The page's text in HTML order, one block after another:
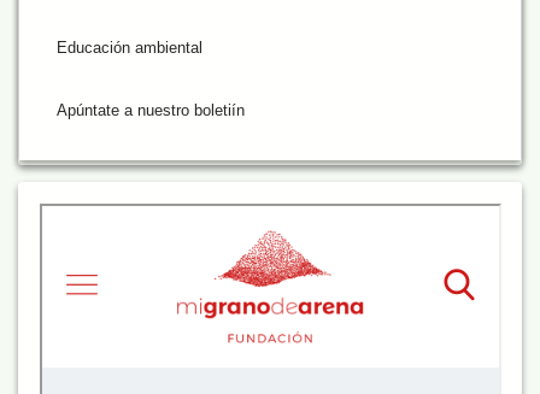
Educación ambiental
Apúntate a nuestro boletiín